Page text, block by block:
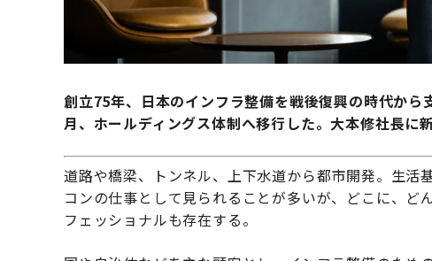
創立75年、日本のインフラ整備を戦後復興の時代か
月、ホールディングス体制へ移行した。大本修社長に
道路や橋梁、トンネル、上下水道から都市開発。生活
コンの仕事として見られることが多いが、どこに、
フェッショナルも存在する。